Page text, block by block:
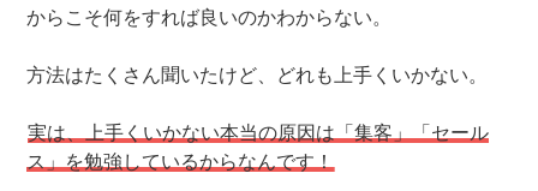
からこそ何をすれば良いのかわからない。
方法はたくさん聞いたけど、どれも上手くいかない。
実は、上手くいかない本当の原因は「集客」「セール
ス」を勉強しているからなんです！